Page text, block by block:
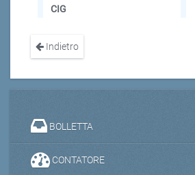
CIG
Indietro
BOLLETTA
CONTATORE